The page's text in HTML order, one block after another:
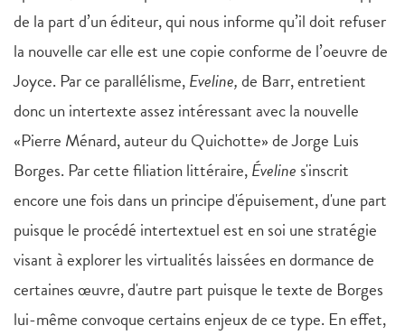
de la part d’un éditeur, qui nous informe qu’il doit refuser
la nouvelle car elle est une copie conforme de l’oeuvre de
Joyce. Par ce parallélisme,Eveline,de Barr, entretient
donc un intertexte assez intéressant avec la nouvelle
«Pierre Ménard, auteur du Quichotte» de Jorge Luis
Borges. Par cette filiation littéraire,Éveline s'inscrit
encore une fois dans un principe d'épuisement, d'une part
puisque le procédé intertextuel est en soi une stratégie
visant à explorer les virtualités laissées en dormance de
certaines œuvre, d'autre part puisque le texte de Borges
lui-même convoque certains enjeux de ce type. En effet,